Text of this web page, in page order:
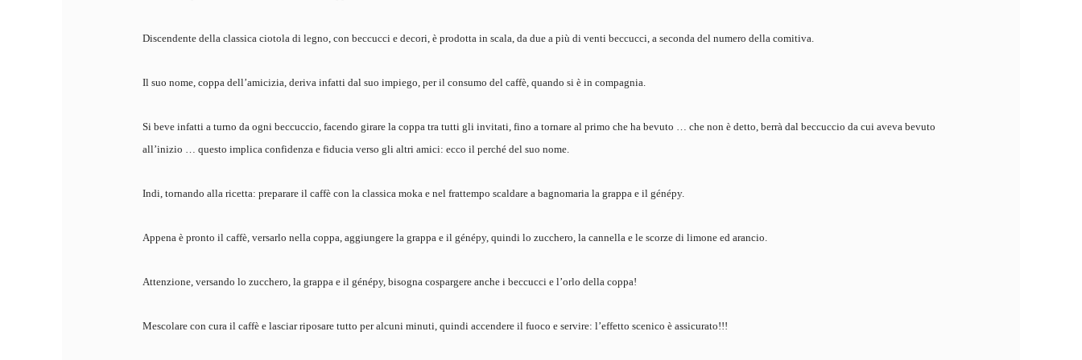
Discendente della classica ciotola di legno, con beccucci e decori, è prodotta in scala, da due a più di venti beccucci, a seconda del numero della comitiva.
Il suo nome, coppa dell’amicizia, deriva infatti dal suo impiego, per il consumo del caffè, quando si è in compagnia.
Si beve infatti a turno da ogni beccuccio, facendo girare la coppa tra tutti gli invitati, fino a tornare al primo che ha bevuto … che non è detto, berrà dal beccuccio da cui aveva bevuto
all’inizio … questo implica confidenza e fiducia verso gli altri amici: ecco il perché del suo nome.
Indi, tornando alla ricetta: preparare il caffè con la classica moka e nel frattempo scaldare a bagnomaria la grappa e il génépy.
Appena è pronto il caffè, versarlo nella coppa, aggiungere la grappa e il génépy, quindi lo zucchero, la cannella e le scorze di limone ed arancio.
Attenzione, versando lo zucchero, la grappa e il génépy, bisogna cospargere anche i beccucci e l’orlo della coppa!
Mescolare con cura il caffè e lasciar riposare tutto per alcuni minuti, quindi accendere il fuoco e servire: l’effetto scenico è assicurato!!!